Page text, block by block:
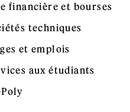
financière et bourses
techniques
et emplois
aux étudiants